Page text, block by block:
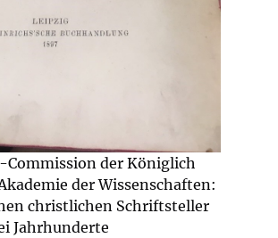
der Königlich
der Wissenschaften:
christlichen Schriftsteller
Jahrhunderte